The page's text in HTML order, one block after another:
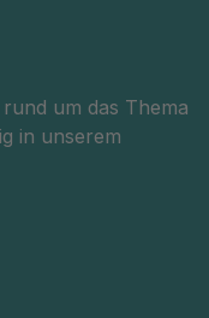
um das Thema
in unserem